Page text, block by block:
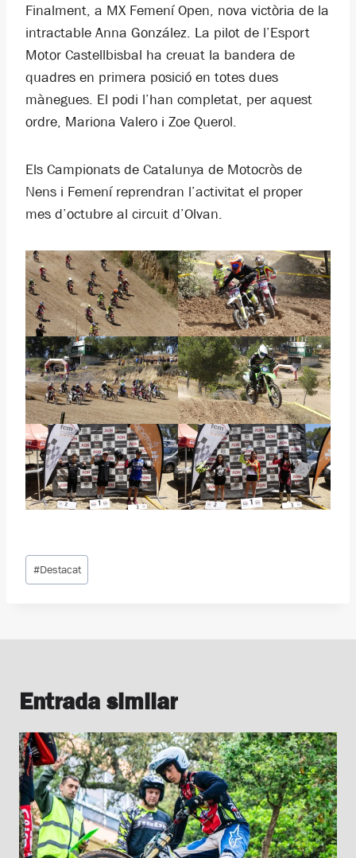
Finalment, a MX Femení Open, nova victòria de la
intractable Anna González. La pilot de l’Esport
Motor Castellbisbal ha creuat la bandera de
quadres en primera posició en totes dues
mànegues. El podi l’han completat, per aquest
ordre, Mariona Valero i Zoe Querol.
Els Campionats de Catalunya de Motocròs de
Nens i Femení reprendran l’activitat el proper
mes d’octubre al circuit d’Olvan.
Etiquetes
d'entrada
#Destacat
Entrada similar